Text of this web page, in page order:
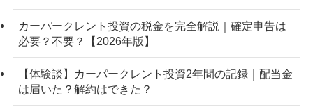
カーパークレント投資の税金を完全解説｜確定申告は
必要？不要？【2026年版】
【体験談】カーパークレント投資2年間の記録｜配当金
は届いた？解約はできた？